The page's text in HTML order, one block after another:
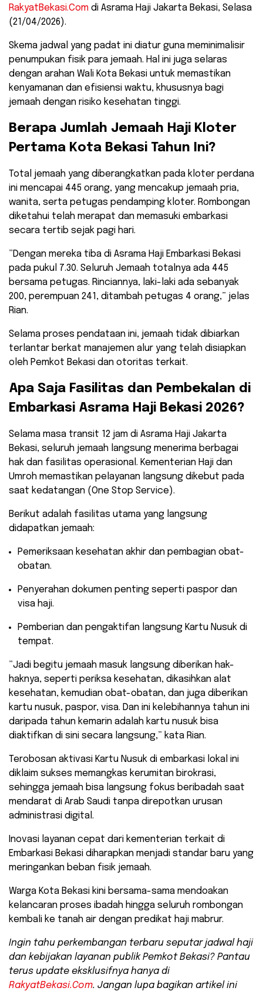
RakyatBekasi.Com di Asrama Haji Jakarta Bekasi, Selasa
(21/04/2026).
​Skema jadwal yang padat ini diatur guna meminimalisir
penumpukan fisik para jemaah. Hal ini juga selaras
dengan arahan Wali Kota Bekasi untuk memastikan
kenyamanan dan efisiensi waktu, khususnya bagi
jemaah dengan risiko kesehatan tinggi.
​Berapa Jumlah Jemaah Haji Kloter
Pertama Kota Bekasi Tahun Ini?
​Total jemaah yang diberangkatkan pada kloter perdana
ini mencapai 445 orang, yang mencakup jemaah pria,
wanita, serta petugas pendamping kloter. Rombongan
diketahui telah merapat dan memasuki embarkasi
secara tertib sejak pagi hari.
​”Dengan mereka tiba di Asrama Haji Embarkasi Bekasi
pada pukul 7.30. Seluruh Jemaah totalnya ada 445
bersama petugas. Rinciannya, laki-laki ada sebanyak
200, perempuan 241, ditambah petugas 4 orang,” jelas
Rian.
​Selama proses pendataan ini, jemaah tidak dibiarkan
terlantar berkat manajemen alur yang telah disiapkan
oleh Pemkot Bekasi dan otoritas terkait.
​Apa Saja Fasilitas dan Pembekalan di
Embarkasi Asrama Haji Bekasi 2026?
​Selama masa transit 12 jam di Asrama Haji Jakarta
Bekasi, seluruh jemaah langsung menerima berbagai
hak dan fasilitas operasional. Kementerian Haji dan
Umroh memastikan pelayanan langsung dikebut pada
saat kedatangan (One Stop Service).
​Berikut adalah fasilitas utama yang langsung
didapatkan jemaah:
​Pemeriksaan kesehatan akhir dan pembagian obat-
obatan.
​Penyerahan dokumen penting seperti paspor dan
visa haji.
​Pemberian dan pengaktifan langsung Kartu Nusuk di
tempat.
​”Jadi begitu jemaah masuk langsung diberikan hak-
haknya, seperti periksa kesehatan, dikasihkan alat
kesehatan, kemudian obat-obatan, dan juga diberikan
kartu nusuk, paspor, visa. Dan ini kelebihannya tahun ini
daripada tahun kemarin adalah kartu nusuk bisa
diaktifkan di sini secara langsung,” kata Rian.
​Terobosan aktivasi Kartu Nusuk di embarkasi lokal ini
diklaim sukses memangkas kerumitan birokrasi,
sehingga jemaah bisa langsung fokus beribadah saat
mendarat di Arab Saudi tanpa direpotkan urusan
administrasi digital.
​Inovasi layanan cepat dari kementerian terkait di
Embarkasi Bekasi diharapkan menjadi standar baru yang
meringankan beban fisik jemaah.
Warga Kota Bekasi kini bersama-sama mendoakan
kelancaran proses ibadah hingga seluruh rombongan
kembali ke tanah air dengan predikat haji mabrur.
Ingin tahu perkembangan terbaru seputar jadwal haji
dan kebijakan layanan publik Pemkot Bekasi? Pantau
terus update eksklusifnya hanya di
RakyatBekasi.Com. Jangan lupa bagikan artikel ini